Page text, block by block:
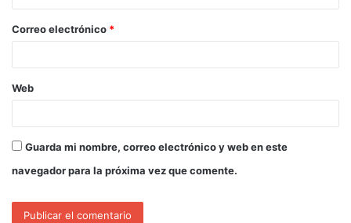
Correo electrónico *
Web
Guarda mi nombre, correo electrónico y web en este
navegador para la próxima vez que comente.